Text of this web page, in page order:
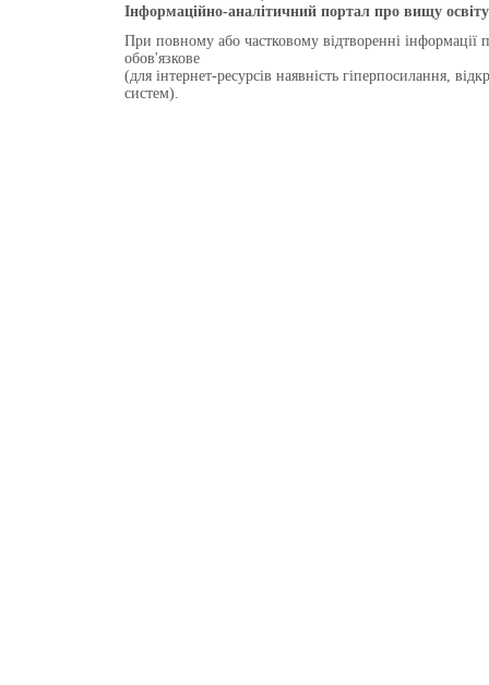
Інформаційно-аналітичний портал про вищу
При повному або частковому відтворенні інформації
обов'язкове
(для інтернет-ресурсів наявність гіперпосилання,
систем).